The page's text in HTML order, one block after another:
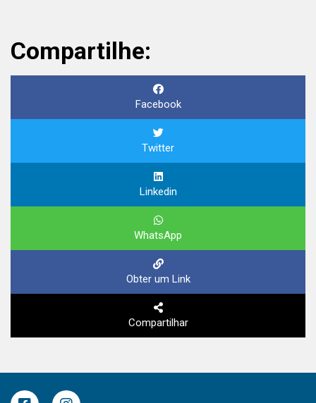
Compartilhe:
Facebook
Twitter
Linkedin
WhatsApp
Obter um Link
Compartilhar